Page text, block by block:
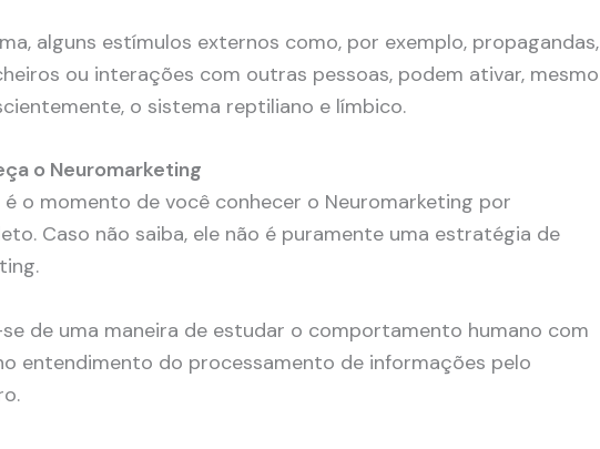
alguns estímulos externos como, por exemplo, propagandas,
ou interações com outras pessoas, podem ativar, mesmo
o sistema reptiliano e límbico.
o Neuromarketing
o momento de você conhecer o Neuromarketing por
Caso não saiba, ele não é puramente uma estratégia de
de uma maneira de estudar o comportamento humano com
entendimento do processamento de informações pelo